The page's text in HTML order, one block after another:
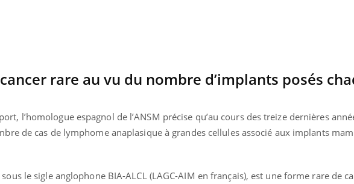
cancer rare au vu du nombre d’implants posés
l’homologue espagnol de l’ANSM précise qu’au cours des treize dernières
de cas de lymphome anaplasique à grandes cellules associé aux implants
le sigle anglophone BIA-ALCL (LAGC-AIM en français), est une forme rare de